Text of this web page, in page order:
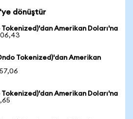
dönüştür
Amerikan Doları'na
Tokenized)'dan Amerikan
Amerikan Doları'na